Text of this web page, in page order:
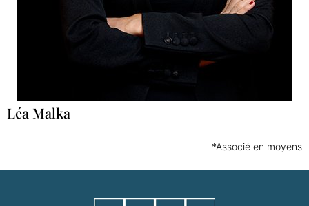
Léa Malka
*Associé en moyens